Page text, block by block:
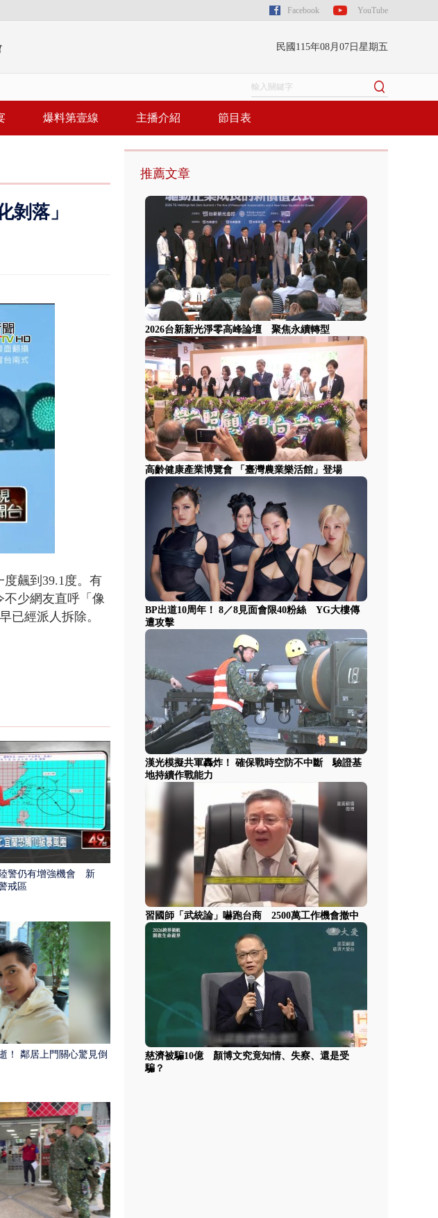
Facebook YouTube
民國115年08月07日星期五
爆料第壹線 主播介紹 節目表
落」
飆到39.1度。有
少網友直呼「像
已經派人拆除。
警仍有增強機會 新
戒區
！ 鄰居上門關心驚見倒
推薦文章
2026台新新光淨零高峰論壇 聚焦永續轉型
高齡健康產業博覽會 「臺灣農業樂活館」登場
BP出道10周年！ 8／8見面會限40粉絲 YG大樓傳
遭攻擊
漢光模擬共軍轟炸！ 確保戰時空防不中斷 驗證基
地持續作戰能力
習國師「武統論」嚇跑台商 2500萬工作機會撤中
慈濟被騙10億 顏博文究竟知情、失察、還是受
騙？